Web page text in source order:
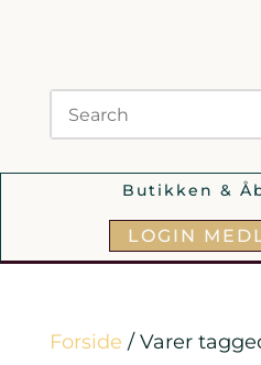
Butikken &
LOGIN
Forside / Varer